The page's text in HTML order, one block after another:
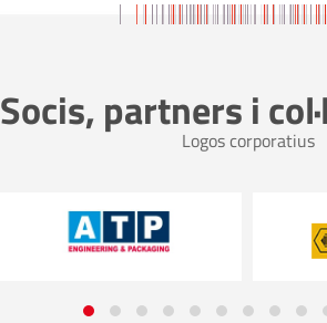
Socis, partners i
Logos corporatius